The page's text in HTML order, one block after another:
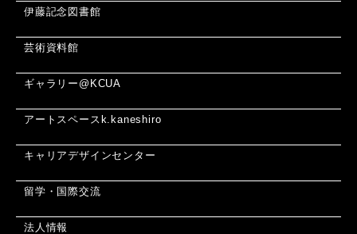
伊藤記念図書館
芸術資料館
ギャラリー@KCUA
アートスペースk.kaneshiro
キャリアデザインセンター
留学・国際交流
法人情報